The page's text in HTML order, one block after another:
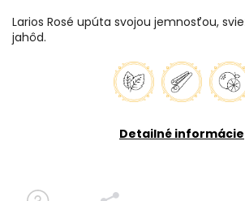
Larios Rosé upúta svojou jemnosťou,
jahôd.
Detailné informácie